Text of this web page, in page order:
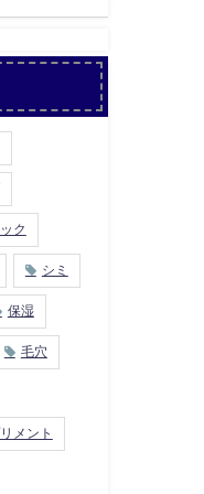
ク
シミ
保湿
毛穴
メント